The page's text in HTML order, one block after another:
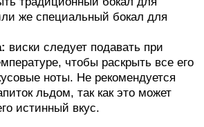
же специальный бокал для
виски следует подавать при
чтобы раскрыть все его
ноты. Не рекомендуется
льдом, так как это может
истинный вкус.